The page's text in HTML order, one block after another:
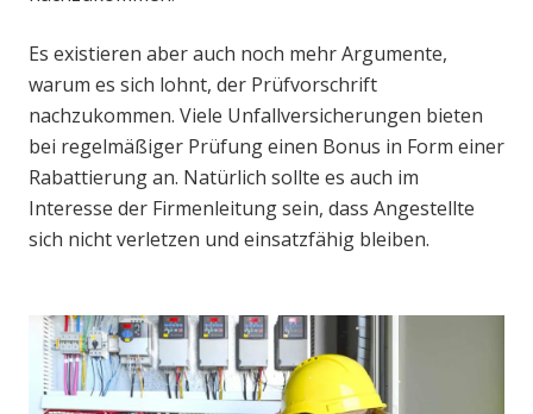
Es existieren aber auch noch mehr Argumente,
warum es sich lohnt, der Prüfvorschrift
nachzukommen. Viele Unfallversicherungen bieten
bei regelmäßiger Prüfung einen Bonus in Form einer
Rabattierung an. Natürlich sollte es auch im
Interesse der Firmenleitung sein, dass Angestellte
sich nicht verletzen und einsatzfähig bleiben.